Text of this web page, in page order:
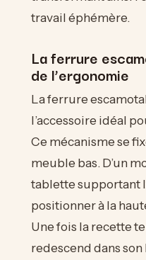
travail éphémère.
La ferrure
de l’ergonomie
La ferrure
l’accessoire idéal
Ce mécanisme se
meuble bas. D’un
tablette supportant
positionner à la
Une fois la recette
redescend dans